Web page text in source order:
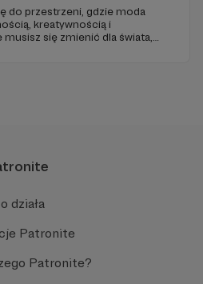
moda
kreatywnością i
się zmienić dla świata,
działa
Patronite
Patronite?